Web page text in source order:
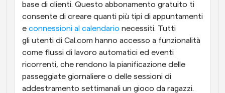
base di clienti. Questo abbonamento gratuito ti
consente di creare quanti più tipi di appuntamenti
e connessioni al calendario necessiti. Tutti
gli utenti di Cal.com hanno accesso a funzionalità
come flussi di lavoro automatici ed eventi
ricorrenti, che rendono la pianificazione delle
passeggiate giornaliere o delle sessioni di
addestramento settimanali un gioco da ragazzi.